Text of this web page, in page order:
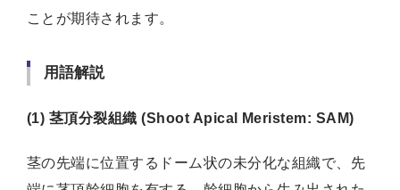
ことが期待されます。
用語解説
(1) 茎頂分裂組織 (Shoot Apical Meristem: SAM)
茎の先端に位置するドーム状の未分化な組織で、先